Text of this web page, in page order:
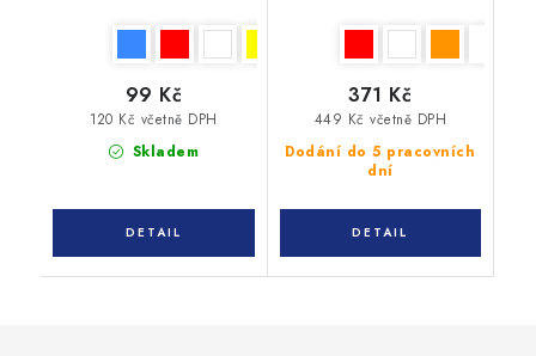
Skladem
120 Kč včetně DPH
99 Kč
Dodání do 5 pracovních
dní
449 Kč včetně DPH
371 Kč